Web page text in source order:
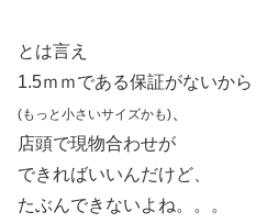
とは言え
1.5ｍｍである保証がないから
(もっと小さいサイズかも)
店頭で現物合わせが
できればいいんだけど、
たぶんできないよね。。。